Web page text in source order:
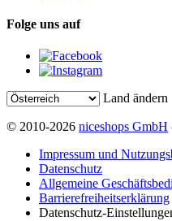
Folge uns auf
Land ändern
© 2010-2026 niceshops GmbH
Impressum und
Datenschutz
Allgemeine
Barrierefreiheitserklärung
Datenschutz-